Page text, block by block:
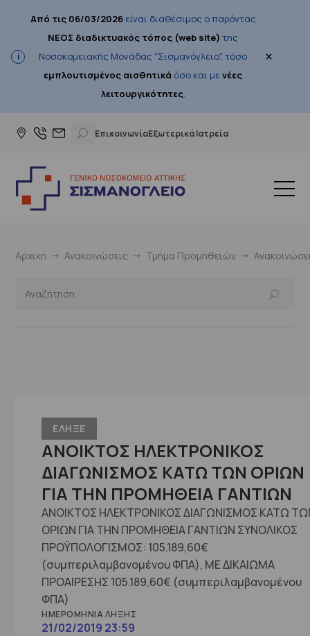
Από τις 06/03/2026είναι διαθέσιμος ο παρόντας
ΝΕΟΣ διαδικτυακός τόπος (web site) της
Νοσοκομειακής Μονάδας "Σισμανόγλειο", τόσο
εμπλουτισμένος αισθητικά όσο και μενέες
λειτουργικότητες.
×
ΕπικοινωνίαΕξωτερικά Ιατρεία
Αρχική Ανακοινώσεις Τμήμα Προμηθειών
ΕΛΗΞΕ
ΑΝΟΙΚΤΟΣ ΗΛΕΚΤΡΟΝΙΚΟΣ
ΔΙΑΓΩΝΙΣΜΟΣ ΚΑΤΩ ΤΩΝ ΟΡΙΩΝ
ΓΙΑ ΤΗΝ ΠΡΟΜΗΘΕΙΑ ΓΑΝΤΙΩΝ
ΑΝΟΙΚΤΟΣ ΗΛΕΚΤΡΟΝΙΚΟΣ ΔΙΑΓΩΝΙΣΜΟΣ ΚΑΤΩ
ΟΡΙΩΝ ΓΙΑ ΤΗΝ ΠΡΟΜΗΘΕΙΑ ΓΑΝΤΙΩΝ ΣΥΝΟΛΙΚΟΣ
ΠΡΟΫΠΟΛΟΓΙΣΜΟΣ: 105.189,60€
(συμπεριλαμβανομένου ΦΠΑ), ME ΔΙΚΑΙΩΜΑ
ΠΡΟΑΙΡΕΣΗΣ 105.189,60€ (συμπεριλαμβανομένου
ΦΠΑ)
ΗΜΕΡΟΜΗΝΊΑ ΛΉΞΗΣ
21/02/2019 23:59